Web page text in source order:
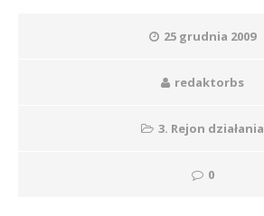
25 grudnia 2009
redaktorbs
3. Rejon działania
0